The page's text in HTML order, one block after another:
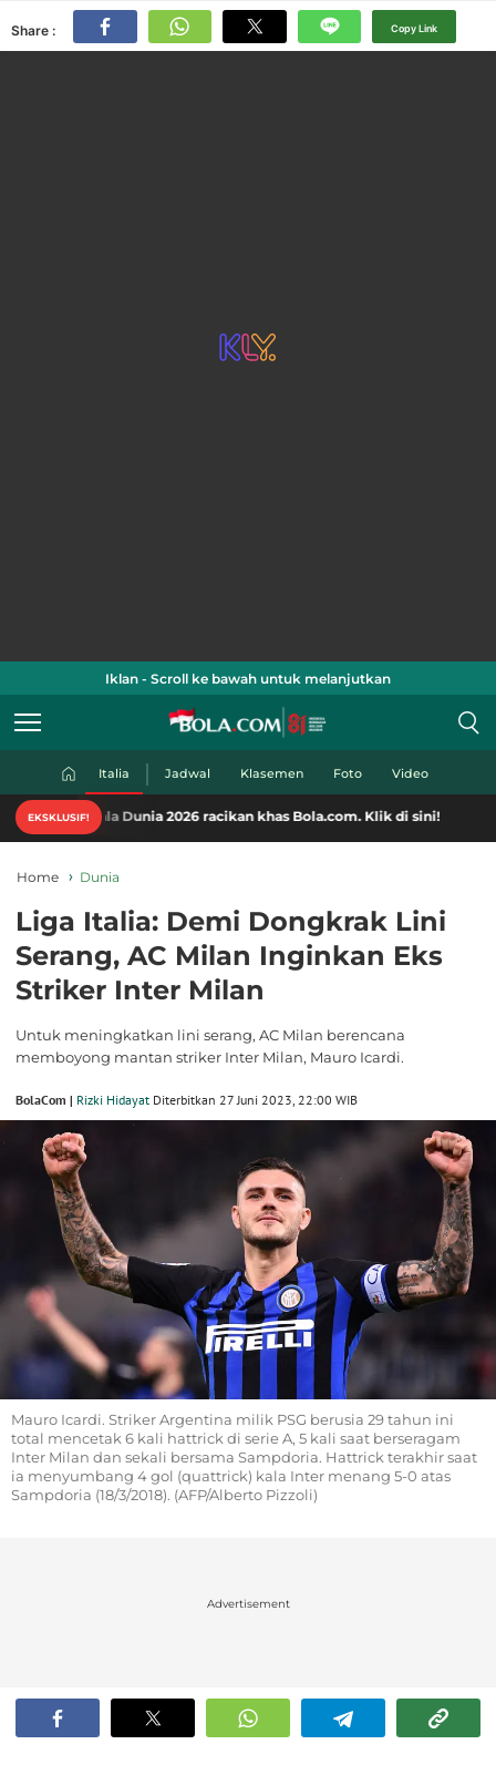
Share : Copy Link
Iklan - Scroll ke bawah untuk melanjutkan
Italia Jadwal Klasemen Foto Video
EKSKLUSIF!
Dunia 2026 racikan khas Bola.com. Klik di sini!
Home Dunia
Liga Italia: Demi Dongkrak Lini
Serang, AC Milan Inginkan Eks
Striker Inter Milan
Untuk meningkatkan lini serang, AC Milan berencana
memboyong mantan striker Inter Milan, Mauro Icardi.
BolaCom | Rizki Hidayat Diterbitkan 27 Juni 2023, 22:00 WIB
Mauro Icardi. Striker Argentina milik PSG berusia 29 tahun ini
total mencetak 6 kali hattrick di serie A, 5 kali saat berseragam
Inter Milan dan sekali bersama Sampdoria. Hattrick terakhir saat
ia menyumbang 4 gol (quattrick) kala Inter menang 5-0 atas
Sampdoria (18/3/2018). (AFP/Alberto Pizzoli)
Advertisement